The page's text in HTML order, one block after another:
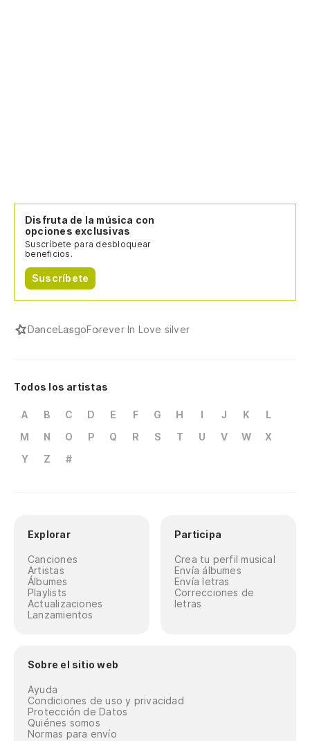
Disfruta de la música con
opciones exclusivas
Suscríbete para desbloquear
beneficios.
Suscríbete
DanceLasgoForever In Love silver
Todos los artistas
A B C D E F G H I J K
L
M
N O P Q R S T U V W
X
Y
Z #
Explorar
Canciones
Artistas
Álbumes
Playlists
Actualizaciones
Lanzamientos
Participa
Crea tu perfil musical
Envía álbumes
Envía letras
Correcciones de
letras
Sobre el sitio web
Ayuda
Condiciones de uso y privacidad
Protección de Datos
Quiénes somos
Normas para envío